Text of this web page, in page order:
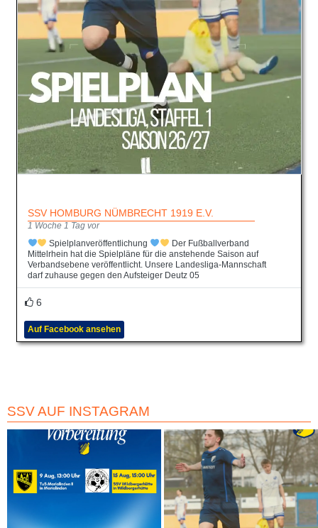
SSV HOMBURG NÜMBRECHT 1919 E.V.
1 Woche 1 Tag vor
Spielplanveröffentlichung
Der Fußballverband
Mittelrhein hat die Spielpläne für die anstehende Saison auf
Verbandsebene veröffentlicht. Unsere Landesliga-Mannschaft
darf zuhause gegen den Aufsteiger Deutz 05
6
Auf Facebook ansehen
SSV AUF INSTAGRAM